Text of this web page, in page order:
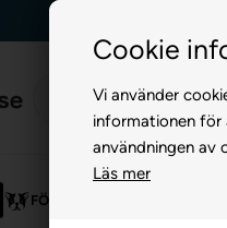
Cookie
Vi använder
informationen
användningen av
Läs mer
FÖR HUND